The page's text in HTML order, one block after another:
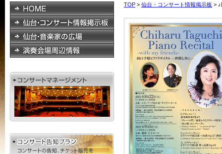
TOP > 仙台・コンサート情報掲示板 >